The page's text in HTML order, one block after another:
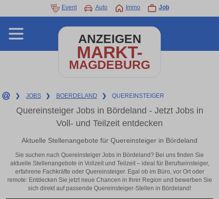
Event Auto Immo Job
ANZEIGEN
MARKT-
MAGDEBURG
❯ JOBS ❯ BOERDELAND ❯ QUEREINSTEIGER
Quereinsteiger Jobs in Bördeland - Jetzt Jobs in
Voll- und Teilzeit entdecken
Aktuelle Stellenangebote für Quereinsteiger in Bördeland
Sie suchen nach Quereinsteiger Jobs in Bördeland? Bei uns finden Sie
aktuelle Stellenangebote in Vollzeit und Teilzeit – ideal für Berufseinsteiger,
erfahrene Fachkräfte oder Quereinsteiger. Egal ob im Büro, vor Ort oder
remote: Entdecken Sie jetzt neue Chancen in Ihrer Region und bewerben Sie
sich direkt auf passende Quereinsteiger-Stellen in Bördeland!